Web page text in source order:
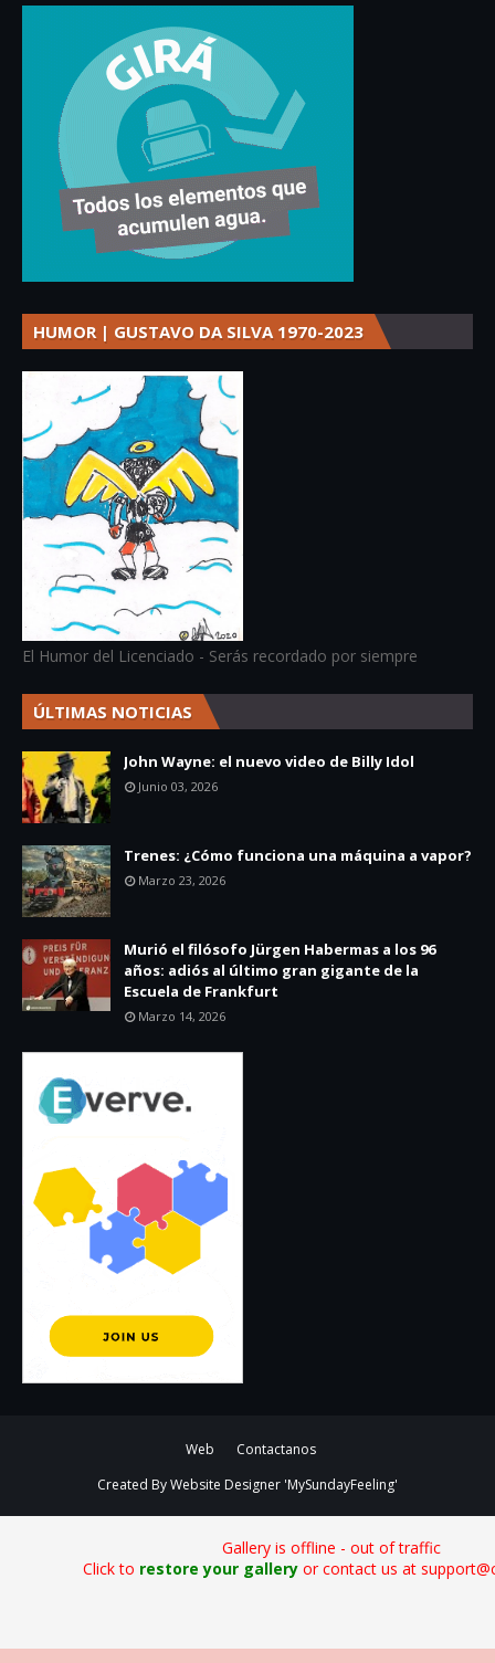
HUMOR | GUSTAVO DA SILVA 1970-2023
El Humor del Licenciado - Serás recordado por siempre
ÚLTIMAS NOTICIAS
John Wayne: el nuevo video de Billy Idol
Junio 03, 2026
Trenes: ¿Cómo funciona una máquina a vapor?
Marzo 23, 2026
Murió el filósofo Jürgen Habermas a los 96
años: adiós al último gran gigante de la
Escuela de Frankfurt
Marzo 14, 2026
Web
Contactanos
Created ByWebsite Designer 'MySundayFeeling'
Gallery is offline - out of traffic
Click to restore your galleryor contact us at